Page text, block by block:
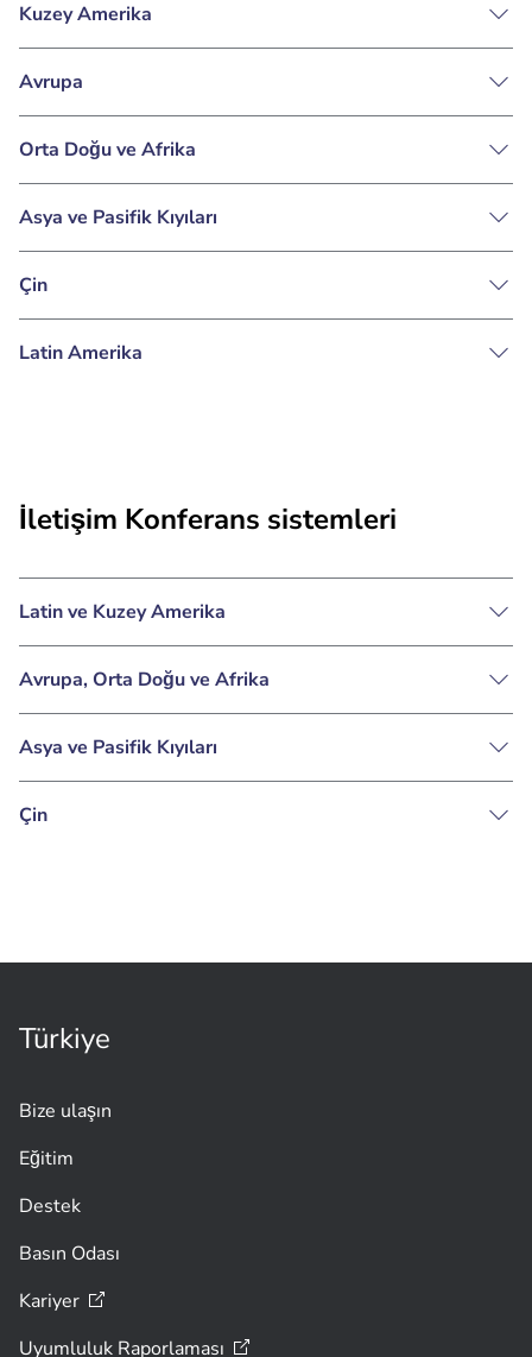
Kuzey Amerika
Avrupa
Orta Doğu ve Afrika
Asya ve Pasifik Kıyıları
Çin
Latin Amerika
İletişim Konferans sistemleri
Latin ve Kuzey Amerika
Avrupa, Orta Doğu ve Afrika
Asya ve Pasifik Kıyıları
Çin
Türkiye
Bize ulaşın
Eğitim
Destek
Basın Odası
Kariyer
Uyumluluk Raporlaması